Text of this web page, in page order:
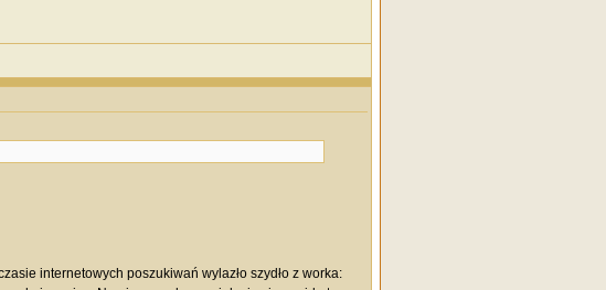
internetowych poszukiwań wylazło szydło z worka: